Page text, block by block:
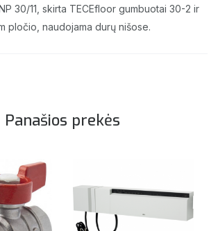
30/11, skirta TECEfloor gumbuotai 30-2 ir
pločio, naudojama durų nišose.
Panašios prekės